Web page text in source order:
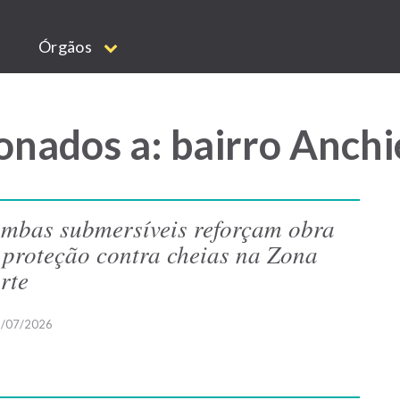
Órgãos
a: bairro
submersíveis reforçam obra
contra cheias na Zona
07/2026